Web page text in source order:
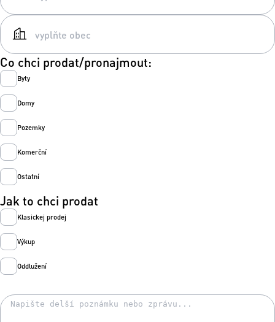
Co chci prodat/pronajmout:
Byty
Domy
Pozemky
Komerční
Ostatní
Jak to chci prodat
Klasickej prodej
Výkup
Oddlužení